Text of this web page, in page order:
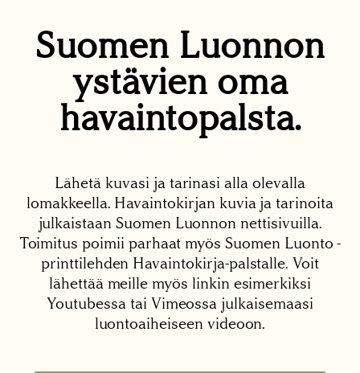
Suomen Luonnon
ystävien oma
havaintopalsta.
Lähetä kuvasi ja tarinasi alla olevalla
lomakkeella. Havaintokirjan kuvia ja tarinoita
julkaistaan Suomen Luonnon nettisivuilla.
Toimitus poimii parhaat myös Suomen Luonto -
printtilehden Havaintokirja-palstalle. Voit
lähettää meille myös linkin esimerkiksi
Youtubessa tai Vimeossa julkaisemaasi
luontoaiheiseen videoon.